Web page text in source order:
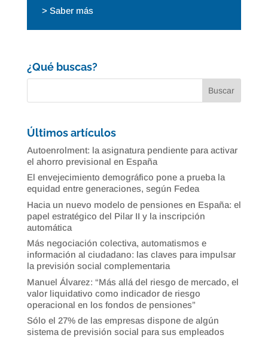
> Saber más
¿Qué buscas?
Últimos artículos
Autoenrolment: la asignatura pendiente para activar
el ahorro previsional en España
El envejecimiento demográfico pone a prueba la
equidad entre generaciones, según Fedea
Hacia un nuevo modelo de pensiones en España: el
papel estratégico del Pilar II y la inscripción
automática
Más negociación colectiva, automatismos e
información al ciudadano: las claves para impulsar
la previsión social complementaria
Manuel Álvarez: “Más allá del riesgo de mercado, el
valor liquidativo como indicador de riesgo
operacional en los fondos de pensiones”
Sólo el 27% de las empresas dispone de algún
sistema de previsión social para sus empleados